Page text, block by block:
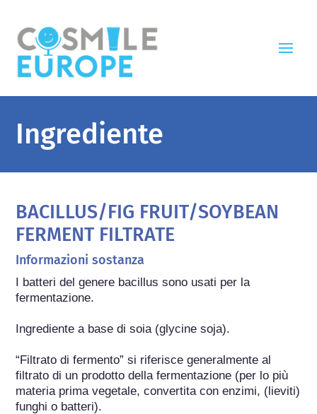
Ingrediente
BACILLUS/FIG FRUIT/SOYBEAN
FERMENT FILTRATE
Informazioni sostanza
I batteri del genere bacillus sono usati per la
fermentazione.
Ingrediente a base di soia (glycine soja).
“Filtrato di fermento” si riferisce generalmente al
filtrato di un prodotto della fermentazione (per lo più
materia prima vegetale, convertita con enzimi, (lieviti)
funghi o batteri).